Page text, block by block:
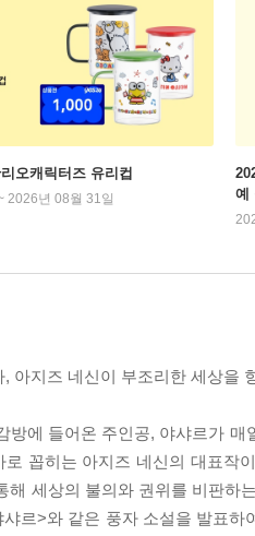
오캐릭터즈 유리컵
2026년 08월 31일
예
, 아지즈 네신이 부조리한 세상을
방에 들어온 주인공, 야샤르가
로 꼽히는 아지즈 네신의 대표작
해 세상의 불의와 권위를 비판하
르>와 같은 풍자 소설을 발표